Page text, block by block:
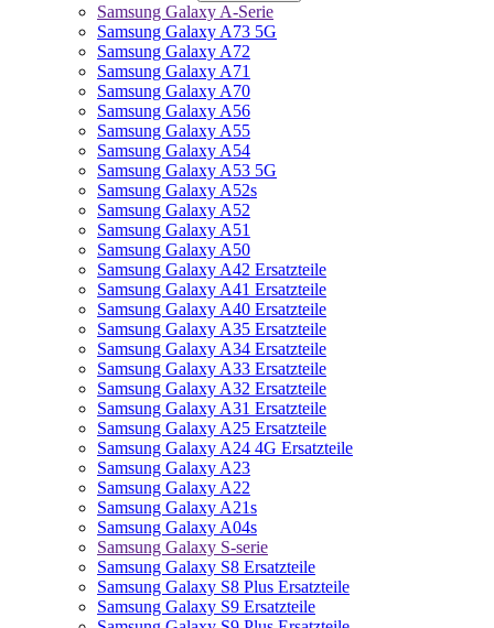
Samsung Galaxy A-Serie
Samsung Galaxy A73 5G
Samsung Galaxy A72
Samsung Galaxy A71
Samsung Galaxy A70
Samsung Galaxy A56
Samsung Galaxy A55
Samsung Galaxy A54
Samsung Galaxy A53 5G
Samsung Galaxy A52s
Samsung Galaxy A52
Samsung Galaxy A51
Samsung Galaxy A50
Samsung Galaxy A42 Ersatzteile
Samsung Galaxy A41 Ersatzteile
Samsung Galaxy A40 Ersatzteile
Samsung Galaxy A35 Ersatzteile
Samsung Galaxy A34 Ersatzteile
Samsung Galaxy A33 Ersatzteile
Samsung Galaxy A32 Ersatzteile
Samsung Galaxy A31 Ersatzteile
Samsung Galaxy A25 Ersatzteile
Samsung Galaxy A24 4G Ersatzteile
Samsung Galaxy A23
Samsung Galaxy A22
Samsung Galaxy A21s
Samsung Galaxy A04s
Samsung Galaxy S-serie
Samsung Galaxy S8 Ersatzteile
Samsung Galaxy S8 Plus Ersatzteile
Samsung Galaxy S9 Ersatzteile